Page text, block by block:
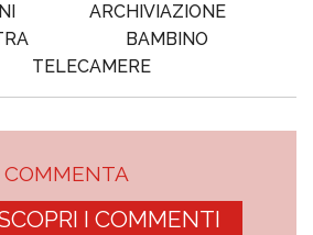
ARCHIVIAZIONE
BAMBINO
TELECAMERE
COMMENTA
I COMMENTI